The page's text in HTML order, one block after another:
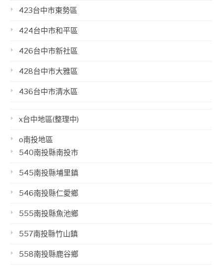
423台中市東勢區
424台中市和平區
426台中市新社區
428台中市大雅區
436台中市清水區
x台中地區(整理中)
o南投地區
540南投縣南投市
545南投縣埔里鎮
546南投縣仁愛鄉
555南投縣魚池鄉
557南投縣竹山鎮
558南投縣鹿谷鄉